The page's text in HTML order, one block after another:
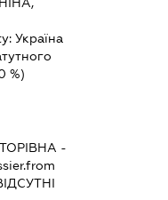
Україна
%)
-